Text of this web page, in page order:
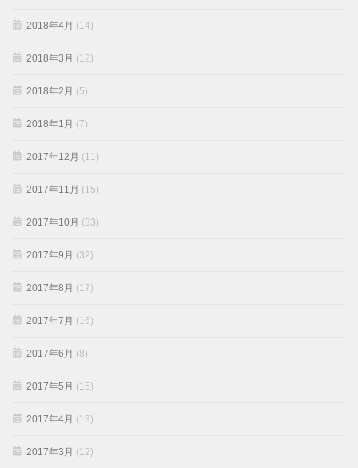
2018年4月 (14)
2018年3月 (12)
2018年2月 (5)
2018年1月 (7)
2017年12月 (11)
2017年11月 (15)
2017年10月 (33)
2017年9月 (32)
2017年8月 (17)
2017年7月 (16)
2017年6月 (8)
2017年5月 (15)
2017年4月 (13)
2017年3月 (12)